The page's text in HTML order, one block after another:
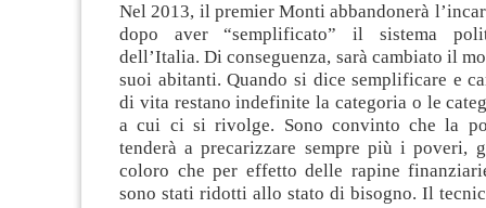
Nel 2013, il premier Monti abbandonerà
dopo aver “semplificato” il sistema
dell’Italia. Di conseguenza, sarà cambiato il
suoi abitanti. Quando si dice semplificare e
di vitarestano indefinite la categoria o le
a cui ci si rivolge. Sono convinto che la
tenderà a precarizzare sempre più i poveri,
coloro che per effetto delle rapine
sono stati ridotti allo stato di bisogno. Il